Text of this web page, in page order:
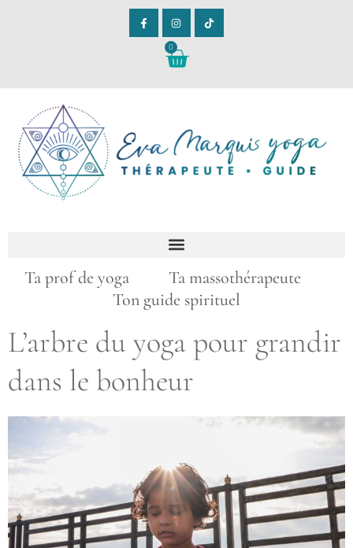
0
Ta prof de yoga Ta massothérapeute
Ton guide spirituel
L’arbre du yoga pour grandir
dans le bonheur